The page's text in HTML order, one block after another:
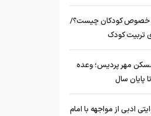
خصوص کودکان چیست؟/
۱۷ ساله مسکن مهر پردیس؛ وعده
ادبی از مواجهه با امام